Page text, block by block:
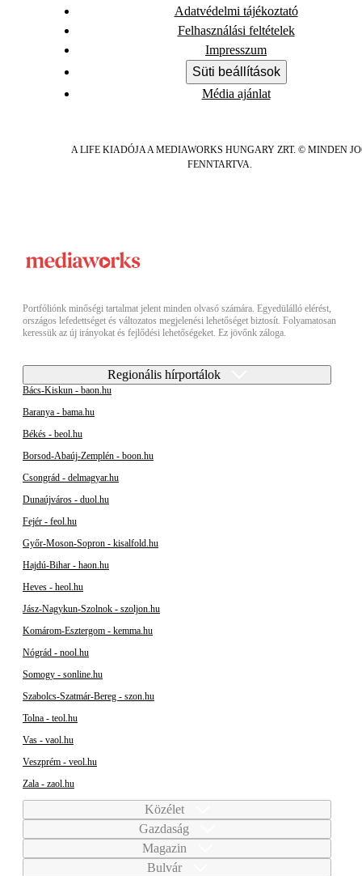
Adatvédelmi tájékoztató
Felhasználási feltételek
Impresszum
Süti beállítások
Média ajánlat
A LIFE KIADÓJA A MEDIAWORKS HUNGARY ZRT. © MINDEN
FENNTARTVA.
Portfóliónk minőségi tartalmat jelent minden olvasó számára. Egyedülálló elérést,
országos lefedettséget és változatos megjelenési lehetőséget biztosít. Folyamatosan
keressük az új irányokat és fejlődési lehetőségeket. Ez jövőnk záloga.
Regionális hírportálok
Bács-Kiskun - baon.hu
Baranya - bama.hu
Békés - beol.hu
Borsod-Abaúj-Zemplén - boon.hu
Csongrád - delmagyar.hu
Dunaújváros - duol.hu
Fejér - feol.hu
Győr-Moson-Sopron - kisalfold.hu
Hajdú-Bihar - haon.hu
Heves - heol.hu
Jász-Nagykun-Szolnok - szoljon.hu
Komárom-Esztergom - kemma.hu
Nógrád - nool.hu
Somogy - sonline.hu
Szabolcs-Szatmár-Bereg - szon.hu
Tolna - teol.hu
Vas - vaol.hu
Veszprém - veol.hu
Zala - zaol.hu
Közélet
Gazdaság
Magazin
Bulvár